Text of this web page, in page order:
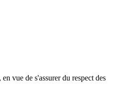
vue de s'assurer du respect des